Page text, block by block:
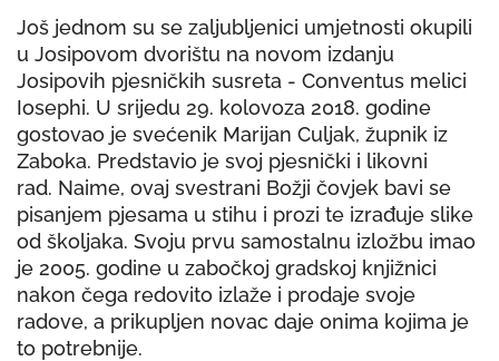
Još jednom su se zaljubljenici umjetnosti okupili
u Josipovom dvorištu na novom izdanju
Josipovih pjesničkih susreta - Conventus melici
Iosephi. U srijedu 29. kolovoza 2018. godine
gostovao je svećenik Marijan Culjak, župnik iz
Zaboka. Predstavio je svoj pjesnički i likovni
rad. Naime, ovaj svestrani Božji čovjek bavi se
pisanjem pjesama u stihu i prozi te izrađuje slike
od školjaka. Svoju prvu samostalnu izložbu imao
je 2005. godine u zabočkoj gradskoj knjižnici
nakon čega redovito izlaže i prodaje svoje
radove, a prikupljen novac daje onima kojima je
to potrebnije.